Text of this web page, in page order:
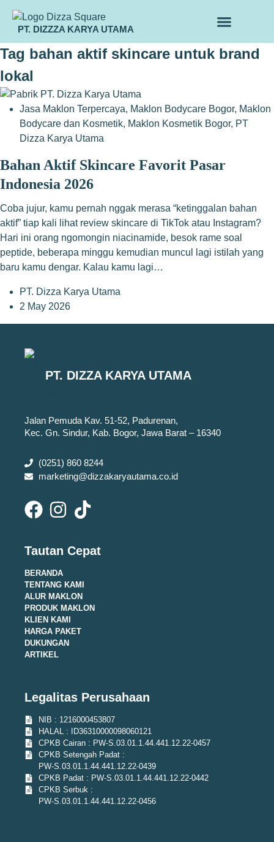
PT. DIZZZA KARYA UTAMA
Tag bahan aktif skincare untuk brand
lokal
Jasa Maklon Terpercaya, Maklon Bodycare Bogor, Maklon
Bodycare dan Kosmetik, Maklon Kosmetik Bogor, PT
Dizza Karya Utama
Bahan Aktif Skincare Favorit Pasar
Indonesia 2026
Coba jujur, kamu pernah nggak merasa “ketinggalan bahan
aktif” tiap kali lihat review skincare di TikTok atau Instagram?
Hari ini orang ngomongin niacinamide, besok rame soal
peptide, beberapa minggu kemudian muncul lagi istilah yang
baru kamu dengar. Kalau kamu lagi…
PT. Dizza Karya Utama
2 May 2026
PT. DIZZA KARYA UTAMA
Jalan Pemuda Kav. 51-52, Padurenan,
Kec. Gn. Sindur, Kab. Bogor, Jawa Barat – 16340
(0251) 860 8244
marketing@dizzakaryautama.co.id
Tautan Cepat
BERANDA
TENTANG KAMI
ALUR MAKLON
PRODUK MAKLON
KLIEN KAMI
HARGA PAKET
DUKUNGAN
ARTIKEL
Legalitas Perusahaan
NIB : 1216000453807
HALAL : ID36310000098060121
CPKB Cairan : PW-S.03.01.1.44.441.12.22-0457
CPKB Setengah Padat :
PW-S.03.01.1.44.441.12.22-0439
CPKB Padat : PW-S.03.01.1.44.441.12.22-0442
CPKB Serbuk :
PW-S.03.01.1.44.441.12.22-0456